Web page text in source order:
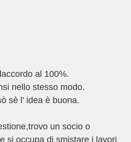
al 100%.
nello stesso modo.
sè l’ idea è buona.
un socio o
si occupa di smistare i lavori